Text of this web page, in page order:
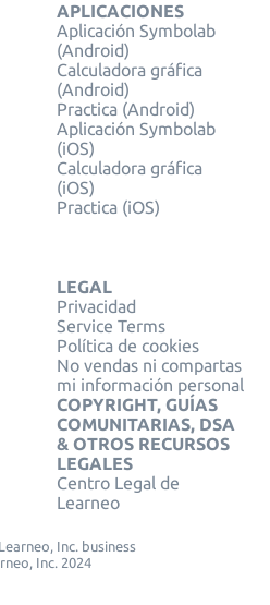
APLICACIONES
Aplicación Symbolab
(Android)
Calculadora gráfica
(Android)
Practica (Android)
Aplicación Symbolab
(iOS)
Calculadora gráfica
(iOS)
Practica (iOS)
LEGAL
Privacidad
Service Terms
Política de cookies
No vendas ni compartas
mi información personal
COPYRIGHT, GUÍAS
COMUNITARIAS, DSA
& OTROS RECURSOS
LEGALES
Centro Legal de
Learneo
Inc. business
Inc. 2024